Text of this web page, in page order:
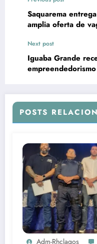
Saquarema
amplia oferta de
Next post
Iguaba Grande
POSTS
Adm-Rhclagos